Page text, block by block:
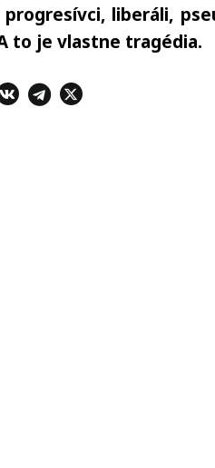
progresívci, liberáli,
to je vlastne tragédia.